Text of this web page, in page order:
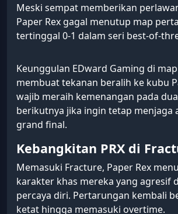
Meski sempat memberikan
Paper Rex gagal menutup map
tertinggal 0-1 dalam seri best-of-
Keunggulan EDward Gaming di
membuat tekanan beralih ke kubu
wajib meraih kemenangan pada
berikutnya jika ingin tetap menjaga
grand final.
Kebangkitan PRX di
Memasuki Fracture, Paper Rex
karakter khas mereka yang agresif
percaya diri. Pertarungan kembali
ketat hingga memasuki overtime.